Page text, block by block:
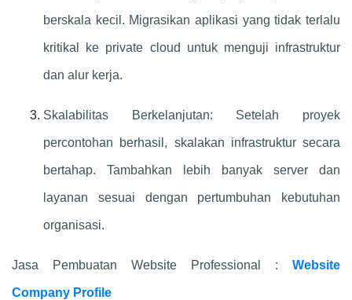
berskala kecil. Migrasikan aplikasi yang tidak terlalu
kritikal ke private cloud untuk menguji infrastruktur
dan alur kerja.
Skalabilitas Berkelanjutan: Setelah proyek
percontohan berhasil, skalakan infrastruktur secara
bertahap. Tambahkan lebih banyak server dan
layanan sesuai dengan pertumbuhan kebutuhan
organisasi.
Jasa Pembuatan Website Professional : Website
Company Profile